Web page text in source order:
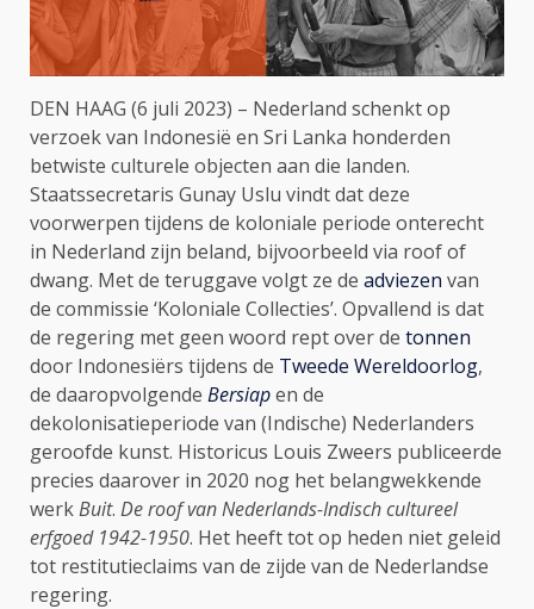
DEN HAAG (6 juli 2023) – Nederland schenkt op
verzoek van Indonesië en Sri Lanka honderden
betwiste culturele objecten aan die landen.
Staatssecretaris Gunay Uslu vindt dat deze
voorwerpen tijdens de koloniale periode onterecht
in Nederland zijn beland, bijvoorbeeld via roof of
dwang. Met de teruggave volgt ze de adviezen van
de commissie ‘Koloniale Collecties’. Opvallend is dat
de regering met geen woord rept over de tonnen
door Indonesiërs tijdens de Tweede Wereldoorlog,
de daaropvolgende Bersiapen de
dekolonisatieperiode van (Indische) Nederlanders
geroofde kunst. Historicus Louis Zweers publiceerde
precies daarover in 2020 nog het belangwekkende
werkBuit. De roof van Nederlands-Indisch cultureel
erfgoed 1942-1950. Het heeft tot op heden niet geleid
tot restitutieclaims van de zijde van de Nederlandse
regering.